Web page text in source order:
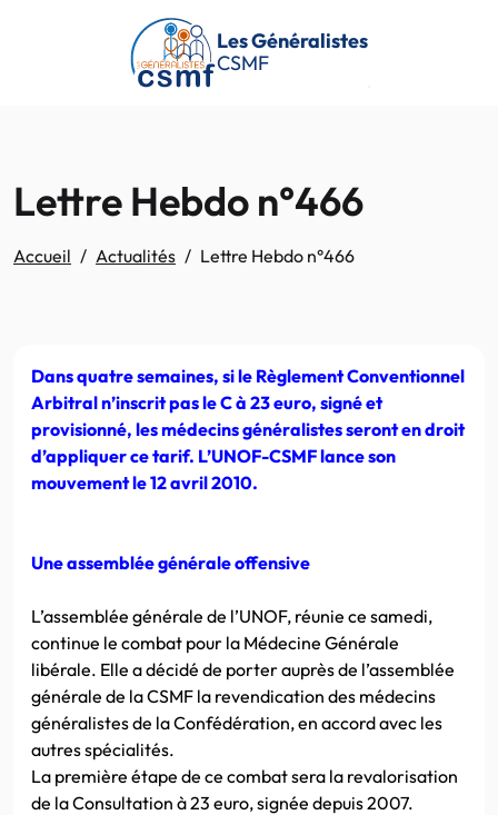
Passer au contenu principal
Les Généralistes
CSMF
Lettre Hebdo n°466
Accueil Actualités Lettre Hebdo n°466
Dans quatre semaines, si le Règlement Conventionnel
Arbitral n’inscrit pas le C à 23 euro, signé et
provisionné, les médecins généralistes seront en droit
d’appliquer ce tarif. L’UNOF-CSMF lance son
mouvement le 12 avril 2010.
Une assemblée générale offensive
L’assemblée générale de l’UNOF, réunie ce samedi,
continue le combat pour la Médecine Générale
libérale. Elle a décidé de porter auprès de l’assemblée
générale de la CSMF la revendication des médecins
généralistes de la Confédération, en accord avec les
autres spécialités.
La première étape de ce combat sera la revalorisation
de la Consultation à 23 euro, signée depuis 2007.